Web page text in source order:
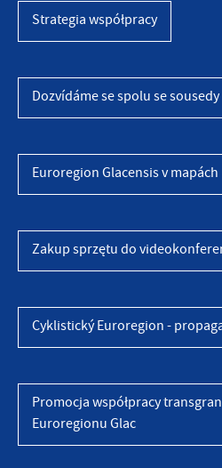
Strategia współpracy
Dozvídáme se spolu se sousedy
Euroregion Glacensis v mapách
Zakup sprzętu do
Cyklistický Euroregion -
Promocja współpracy
Euroregionu Glac